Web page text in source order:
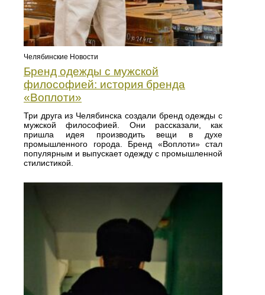
Челябинские Новости
Бренд одежды с мужской
философией: история бренда
«Воплоти»
Три друга из Челябинска создали бренд одежды с
мужской философией. Они рассказали, как
пришла идея производить вещи в духе
промышленного города. Бренд «Воплоти» стал
популярным и выпускает одежду с промышленной
стилистикой.